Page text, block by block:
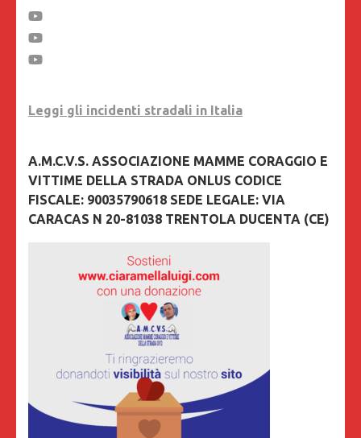
Leggi gli incidenti stradali in Italia
A.M.C.V.S. ASSOCIAZIONE MAMME CORAGGIO E
VITTIME DELLA STRADA ONLUS CODICE
FISCALE: 90035790618 SEDE LEGALE: VIA
CARACAS N 20-81038 TRENTOLA DUCENTA (CE)